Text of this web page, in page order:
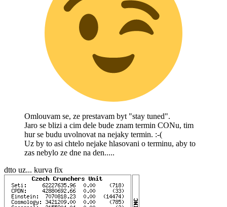
Omlouvam se, ze prestavam byt "stay tuned".
Jaro se blizi a cim dele bude znam termin CONu, tim
hur se budu uvolnovat na nejaky termin. :-(
Uz by to asi chtelo nejake hlasovani o terminu, aby to
zas nebylo ze dne na den.....
dtto uz... kurva fix